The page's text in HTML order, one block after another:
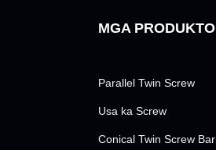
MGA PRODUKTO
Parallel Twin Screw
Usa ka Screw
Conical Twin Screw